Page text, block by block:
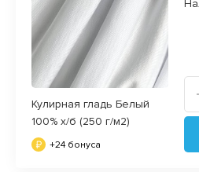
Кулирная гладь Белый
100% х/б (250 г/м2)
+24 бонуса